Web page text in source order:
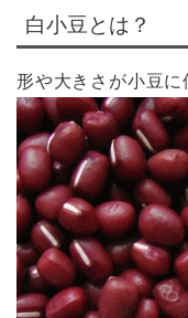
白小豆とは？
形や大きさが小豆に